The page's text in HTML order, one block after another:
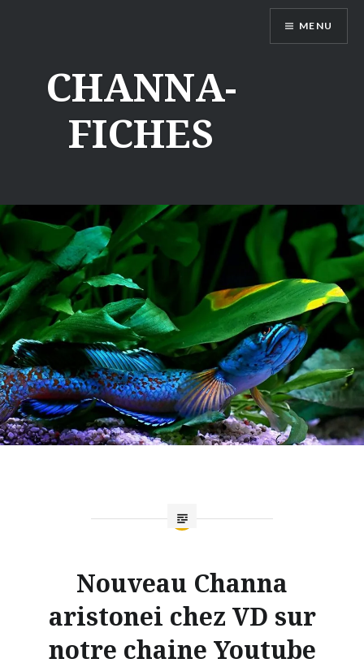
CHANNA-
FICHES
MENU
Nouveau Channa
aristonei chez VD sur
notre chaine Youtube